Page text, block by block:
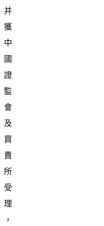
并
獲
中
國
證
監
會
及
買
賣
所
受
理
，